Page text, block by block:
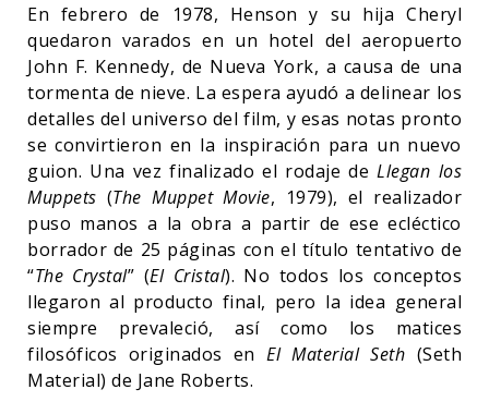
En febrero de 1978, Henson y su hija Cheryl
quedaron varados en un hotel del aeropuerto
John F. Kennedy, de Nueva York, a causa de una
tormenta de nieve. La espera ayudó a delinear los
detalles del universo del film, y esas notas pronto
se convirtieron en la inspiración para un nuevo
guion. Una vez finalizado el rodaje deLlegan los
Muppets (The Muppet Movie, 1979), el realizador
puso manos a la obra a partir de ese ecléctico
borrador de 25 páginas con el título tentativo de
“The Crystal” (El Cristal). No todos los conceptos
llegaron al producto final, pero la idea general
siempre prevaleció, así como los matices
filosóficos originados en El Material Seth (Seth
Material) de Jane Roberts.